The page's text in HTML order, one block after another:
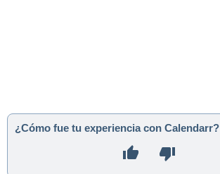
¿Cómo fue tu experiencia con Calendarr?